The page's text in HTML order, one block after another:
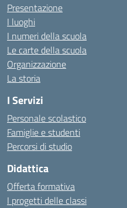
Presentazione
I luoghi
I numeri della scuola
Le carte della scuola
Organizzazione
La storia
I Servizi
Personale scolastico
Famiglie e studenti
Percorsi di studio
Didattica
Offerta formativa
I progetti delle classi